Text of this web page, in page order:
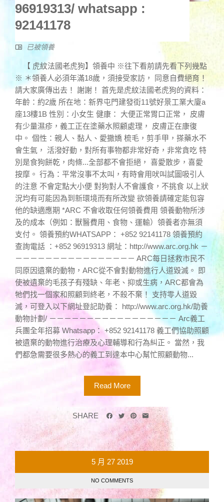
96919313/ whatsapp :
92141178
已被領養
【 虎紋法國老虎狗】領養中 ※往下看前請先看下列幾點
※ ＊領養人必須年滿18歲，須接受家訪， 同意自費絕育！
請大家廣傳出去！ 謝謝！ 首先是虎紋法國老虎狗的資料：
年齡：約2歲 所在地：新界屯門建發街11號好景工業大廈a
座13樓1B 性別：小女生 健康： 大便正常胃口正常， 皮膚
有少量濕疹，義工正在塗藥水照顧處理， 皮膚正在康復
中。 個性：親人、黏人、愛撒嬌 梳毛，剪手甲，搽藥水不
會生氣， 活潑好動，對所有事物都非常好奇，非常貪吃 特
別是食狗餅乾，肉條...全部都不會拒絕， 喜愛散步，喜愛
按摩。 行為：平常沒事不太叫，有時會用吠叫試圖吸引人
的注意 不會定點大小便 對狗對人不會護食，不挑食 以上狀
況均有可能因為到新環境而有所改變 欲領養請確定能包容
他的缺適應期 *ARC 不會收取任何領養費用 領養動物所涉
及的成本（例如：獸醫費用、食物、運輸）領養者亦無須
支付。 領養預約WHATSAPP： +852 92141178 領養預約
查詢電話 ：+852 96919313 網址：http://www.arc.org.hk －
－－－－－－－－－－－－－－－－ ARC每日拯救市民不
同原因遺棄的動物，ARC從不會對動物進行人道毀滅。 即
使被遺棄的毛孩子有殘缺、年老、抑或生病，ARC都會為
牠們找一個家和照顧到終老，不殺不棄！ 支持零人道毀
滅，可登入以下網址登記助養： http://www.arc.org.hk/助養
動物計劃/ －－－－－－－－－－－－－－－－－ Arc義工
兵團全年招募 Whatsapp： +852 92141178 義工們協助照顧
被遺棄的動物進行治療及心理輔導和行為糾正。 當然，我
們都急需要很多熱心的義工到達本中心幫忙照顧動物...
Read More
SHARE
5 月 27 2019
NO COMMENTS